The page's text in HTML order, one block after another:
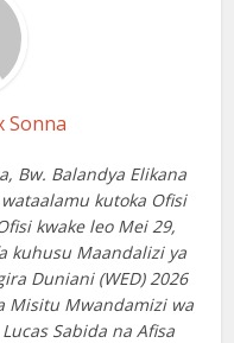
Sonna
Bw. Balandya Elikana
kutoka Ofisi
kwake leo Mei 29,
kuhusu Maandalizi ya
Duniani (WED) 2026
Misitu Mwandamizi wa
Sabida na Afisa